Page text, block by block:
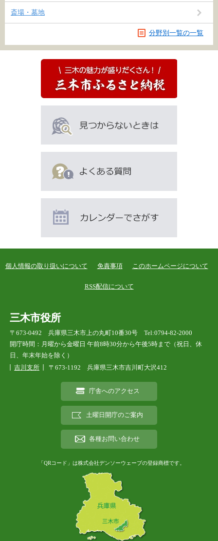
斎場・墓地
分野別一覧の一覧
個人情報の取り扱いについて 免責事項 このホームページについて
RSS配信について
三木市役所
〒673-0492 兵庫県三木市上の丸町10番30号 Tel:0794-82-2000
開庁時間：月曜から金曜日 午前8時30分から午後5時まで（祝日、休
日、年末年始を除く）
吉川支所
〒673-1192 兵庫県三木市吉川町大沢412
庁舎へのアクセス
土曜日開庁のご案内
各種お問い合わせ
「QRコード」は株式会社デンソーウェーブの登録商標です。